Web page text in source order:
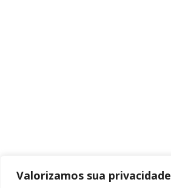
Valorizamos sua privacidade